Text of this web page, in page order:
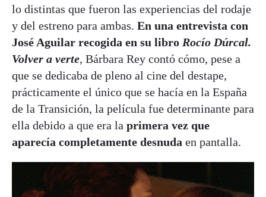
lo distintas que fueron las experiencias del rodaje
y del estreno para ambas. En una entrevista con
José Aguilar recogida en su libro Rocío Dúrcal.
Volver a verte, Bárbara Rey contó cómo, pese a
que se dedicaba de pleno al cine del destape,
prácticamente el único que se hacía en la España
de la Transición, la película fue determinante para
ella debido a que era la primera vez que
aparecía completamente desnuda en pantalla.